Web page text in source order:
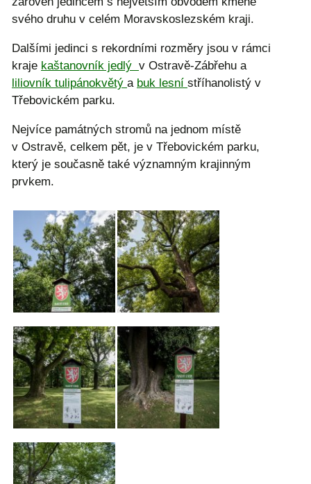
svého druhu v celém Moravskoslezském kraji.
Dalšími jedinci s rekordními rozměry jsou v rámci
kraje kaštanovník jedlý v Ostravě-Zábřehu a
liliovník tulipánokvětý a buk lesní stříhanolistý v
Třebovickém parku.
Nejvíce památných stromů na jednom místě
v Ostravě, celkem pět, je v Třebovickém parku,
který je současně také významným krajinným
prvkem.